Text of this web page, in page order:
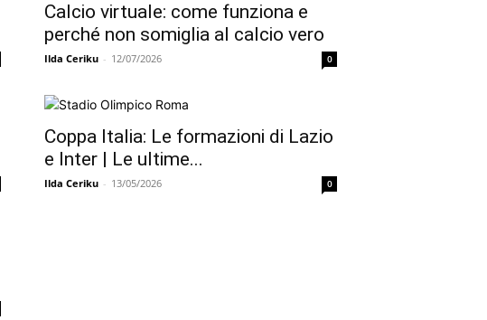
Calcio virtuale: come funziona e
perché non somiglia al calcio vero
Ilda Ceriku - 12/07/2026 0
Coppa Italia: Le formazioni di Lazio
e Inter | Le ultime...
Ilda Ceriku - 13/05/2026 0